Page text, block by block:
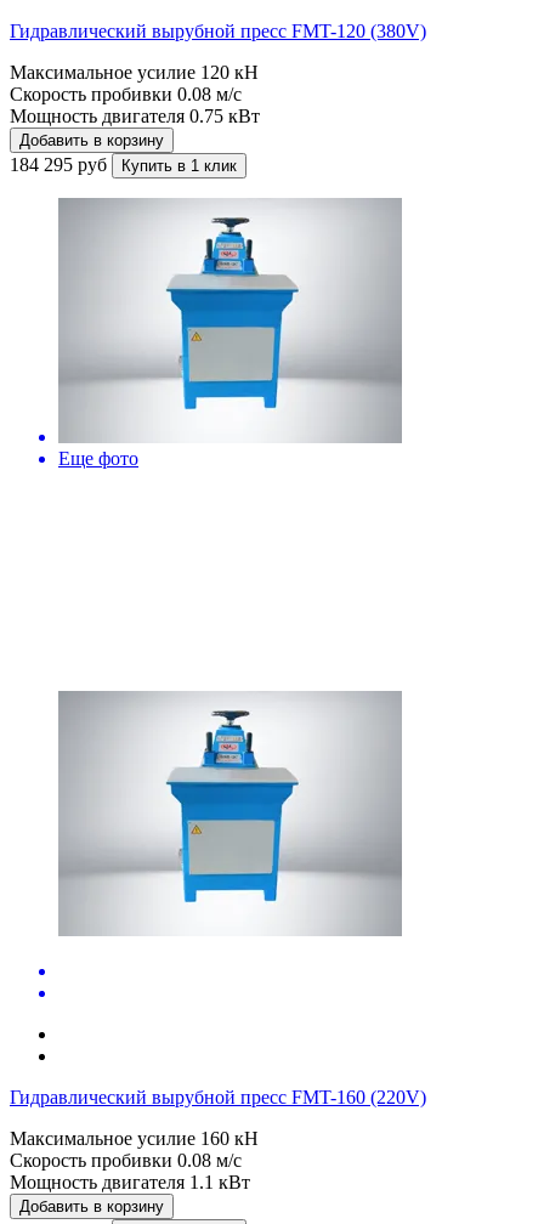
Гидравлический вырубной пресс FMT-120 (380V)
Максимальное усилие 120 кН
Скорость пробивки 0.08 м/с
Мощность двигателя 0.75 кВт
Добавить в корзину
184 295 руб Купить в 1 клик
Еще фото
Гидравлический вырубной пресс FMT-160 (220V)
Максимальное усилие 160 кН
Скорость пробивки 0.08 м/с
Мощность двигателя 1.1 кВт
Добавить в корзину